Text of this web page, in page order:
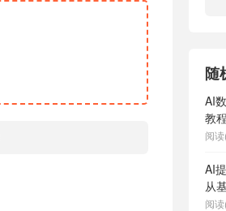
随
AI
教程
阅
AI
从
阅